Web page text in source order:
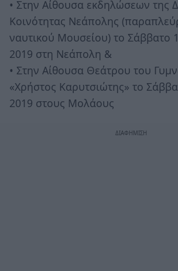
• Στην Αίθουσα εκδηλώσεων της
Κοινότητας Νεάπολης
ναυτικού Μουσείου) το Σάββατο
2019 στη Νεάπολη &
• Στην Αίθουσα Θεάτρου του
«Χρήστος Καρυτσιώτης» το
2019 στους Μολάους